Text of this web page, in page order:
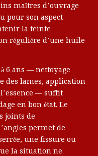
maîtres d’ouvrage
pour son aspect
la teinte
régulière d’une huile
6 ans — nettoyage
des lames, application
— suffit
en bon état. Le
joints de
permet de
une fissure ou
la situation ne